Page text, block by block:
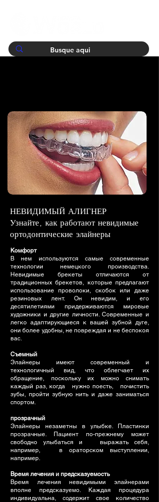
НЕВИДИМЫЙ АЛИГНЕР
Узнайте, как работают невидимые
ортодонтические элайнеры
Комфорт
В нем используются самые современные
технологии немецкого производства.
Невидимые брекеты отличаются от
традиционных брекетов, которые предлагают
использование проволоки, скобок или даже
резиновых лент. Он невидим, и его
десятилетиями придерживаются мировые
художники и другие личности. Современные и
легко адаптирующиеся к вашей зубной дуге,
они более удобны, не повреждая и не беспокоя
вас.
Съемный
Элайнеры имеют современный и
технологичный вид, что облегчает их
обращение, поскольку их можно снимать
каждый раз, когда нужно поесть, почистить
зубы, пройти зубную нить и даже заниматься
спортом.
прозрачный
Элайнеры незаметны в улыбке. Пластинки
прозрачные. Пациент по-прежнему может
свободно улыбаться и выражать себя,
например, в ораторском выступлении,
например.
Время лечения и предсказуемость
Время лечения невидимыми элайнерами
вполне предсказуемо. Каждая процедура
индивидуальна, содержит свое количество